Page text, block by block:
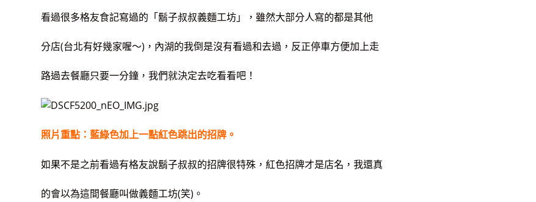
看過很多格友食記寫過的「鬍子叔叔義麵工坊」，雖然大部分人寫的都是其他
分店(台北有好幾家喔～)，內湖的我倒是沒有看過和去過，反正停車方便加上走
路過去餐廳只要一分鐘，我們就決定去吃看看吧！
照片重點：藍綠色加上一點紅色跳出的招牌。
如果不是之前看過有格友說鬍子叔叔的招牌很特殊，紅色招牌才是店名，我還真
的會以為這間餐廳叫做義麵工坊(笑)。